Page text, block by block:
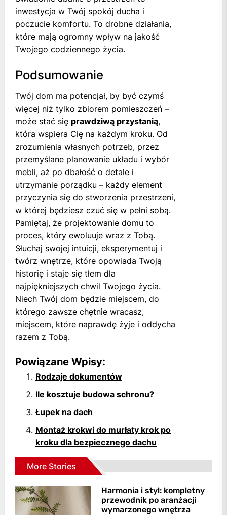
inwestycja w Twój spokój ducha i
poczucie komfortu. To drobne działania,
które mają ogromny wpływ na jakość
Twojego codziennego życia.
Podsumowanie
Twój dom ma potencjał, by być czymś
więcej niż tylko zbiorem pomieszczeń –
może stać się prawdziwą przystanią,
która wspiera Cię na każdym kroku. Od
zrozumienia własnych potrzeb, przez
przemyślane planowanie układu i wybór
mebli, aż po dbałość o detale i
utrzymanie porządku – każdy element
przyczynia się do stworzenia przestrzeni,
w której będziesz czuć się w pełni sobą.
Pamiętaj, że projektowanie domu to
proces, który ewoluuje wraz z Tobą.
Słuchaj swojej intuicji, eksperymentuj i
twórz wnętrze, które opowiada Twoją
historię i staje się tłem dla
najpiękniejszych chwil Twojego życia.
Niech Twój dom będzie miejscem, do
którego zawsze chętnie wracasz,
miejscem, które naprawdę żyje i oddycha
razem z Tobą.
Powiązane Wpisy:
Rodzaje dokumentów
Ile kosztuje budowa schronu?
Łupek na dach
Montaż krokwi do murłaty krok po
kroku dla bezpiecznego dachu
More Stories
Harmonia i styl: kompletny
przewodnik po aranżacji
wymarzonego wnętrza